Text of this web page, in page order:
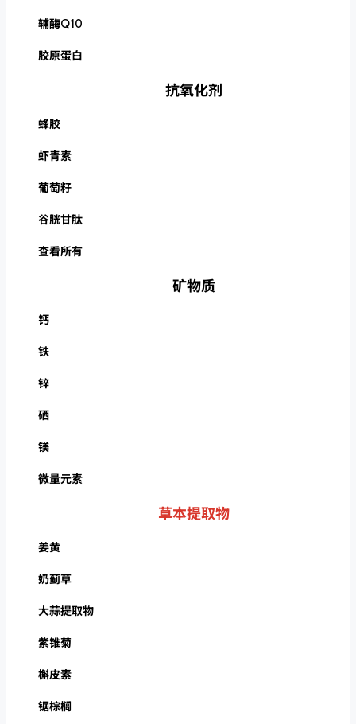
辅酶Q10
胶原蛋白
抗氧化剂
蜂胶
虾青素
葡萄籽
谷胱甘肽
查看所有
矿物质
钙
铁
锌
硒
镁
微量元素
草本提取物
姜黄
奶蓟草
大蒜提取物
紫锥菊
槲皮素
锯棕榈